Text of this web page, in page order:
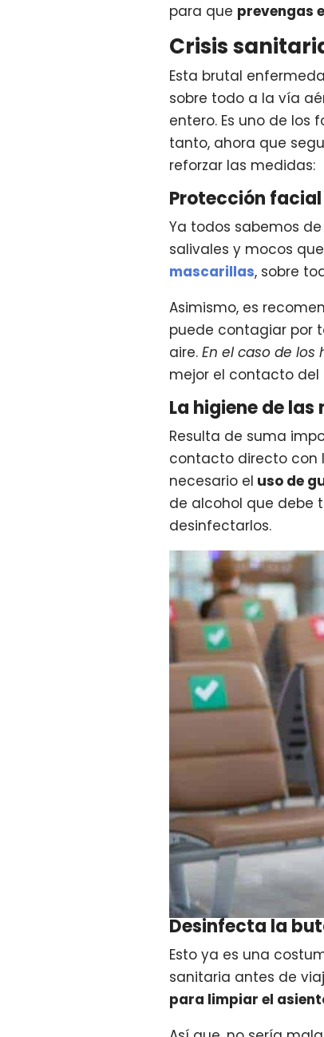
para que prevengas
Crisis
Esta brutal
sobre todo a la vía
entero. Es uno de los
tanto, ahora que
reforzar las medidas:
Protección facial
Ya todos sabemos
salivales y mocos
mascarillas, sobre
Asimismo, es
puede contagiar por
aire. En el caso de los
mejor el contacto
La higiene de las
Resulta de suma
contacto directo con
necesario el uso de
de alcohol que debe
desinfectarlos.
Desinfecta la
Esto ya es una
sanitaria antes de
para limpiar el